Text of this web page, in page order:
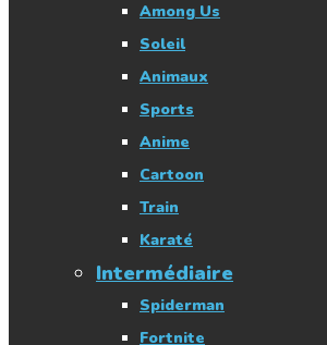
Among Us
Soleil
Animaux
Sports
Anime
Cartoon
Train
Karaté
Intermédiaire
Spiderman
Fortnite